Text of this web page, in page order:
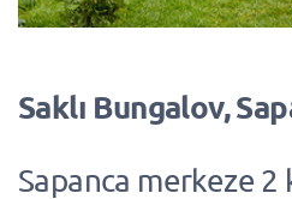
Saklı Bungalov,
Sapanca merkeze 2